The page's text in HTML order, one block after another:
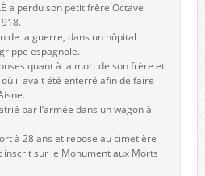
a perdu son petit frère Octave
de la guerre, dans un hôpital
espagnole.
quant à la mort de son frère et
il avait été enterré afin de faire
par l’armée dans un wagon à
à 28 ans et repose au cimetière
inscrit sur le Monument aux Morts